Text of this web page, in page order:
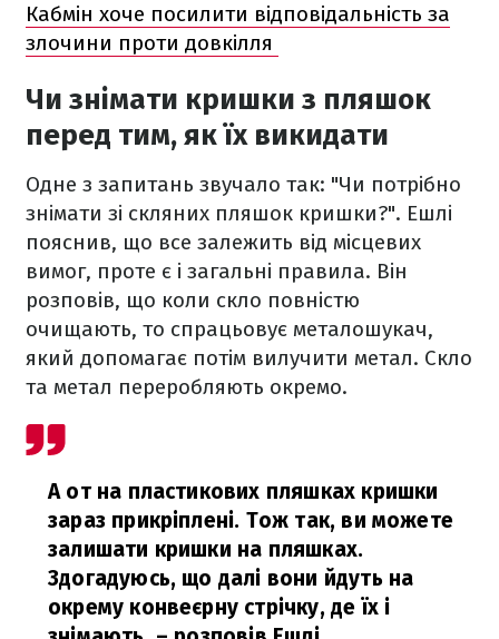
Кабмін хоче посилити відповідальність за
злочини проти довкілля
Чи знімати кришки з пляшок
перед тим, як їх викидати
Одне з запитань звучало так: "Чи потрібно
знімати зі скляних пляшок кришки?". Ешлі
пояснив, що все залежить від місцевих
вимог, проте є і загальні правила. Він
розповів, що коли скло повністю
очищають, то спрацьовує металошукач,
який допомагає потім вилучити метал. Скло
та метал переробляють окремо.
А от на пластикових пляшках кришки
зараз прикріплені. Тож так, ви можете
залишати кришки на пляшках.
Здогадуюсь, що далі вони йдуть на
окрему конвеєрну стрічку, де їх і